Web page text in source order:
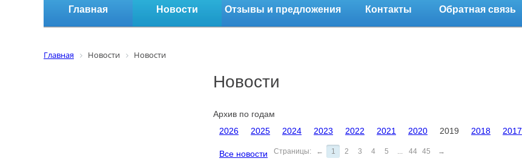
Главная Новости Отзывы и предложения Контакты Обратная связь
Главная Новости Новости
Новости
Архив по годам
2026
2025 2024 2023 2022 2021 2020 2019 2018 2017
Все новости Страницы: ← 1 2 3 4 5 44 45 →